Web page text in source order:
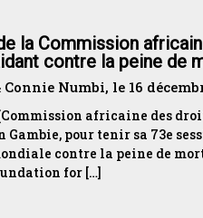
la Commission
contre la peine de
Numbi, le 16
africaine des
pour tenir sa 73e
contre la peine de
for […]